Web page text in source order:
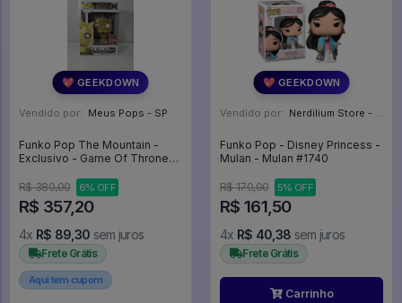
💖 GEEKDOWN
Vendido por: Meus Pops - SP
Funko Pop The Mountain -
Exclusivo - Game Of Thrones
R$ 380,00
6% OFF
R$ 357,20
4x R$ 89,30 sem juros
Frete Grátis
Aqui tem cupom
💖 GEEKDOWN
Vendido por: Nerdilium Store - SP
Funko Pop - Disney Princess -
Mulan - Mulan #1740
R$ 170,00 5% OFF
R$ 161,50
4x R$ 40,38 sem juros
Frete Grátis
Carrinho